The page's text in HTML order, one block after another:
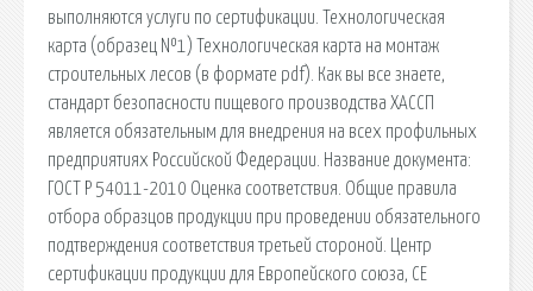
выполняются услуги по сертификации. Технологическая
карта (образец №1) Технологическая карта на монтаж
строительных лесов (в формате pdf). Как вы все знаете,
стандарт безопасности пищевого производства ХАССП
является обязательным для внедрения на всех профильных
предприятиях Российской Федерации. Название документа:
ГОСТ Р 54011-2010 Оценка соответствия. Общие правила
отбора образцов продукции при проведении обязательного
подтверждения соответствия третьей стороной. Центр
сертификации продукции для Европейского союза, СЕ